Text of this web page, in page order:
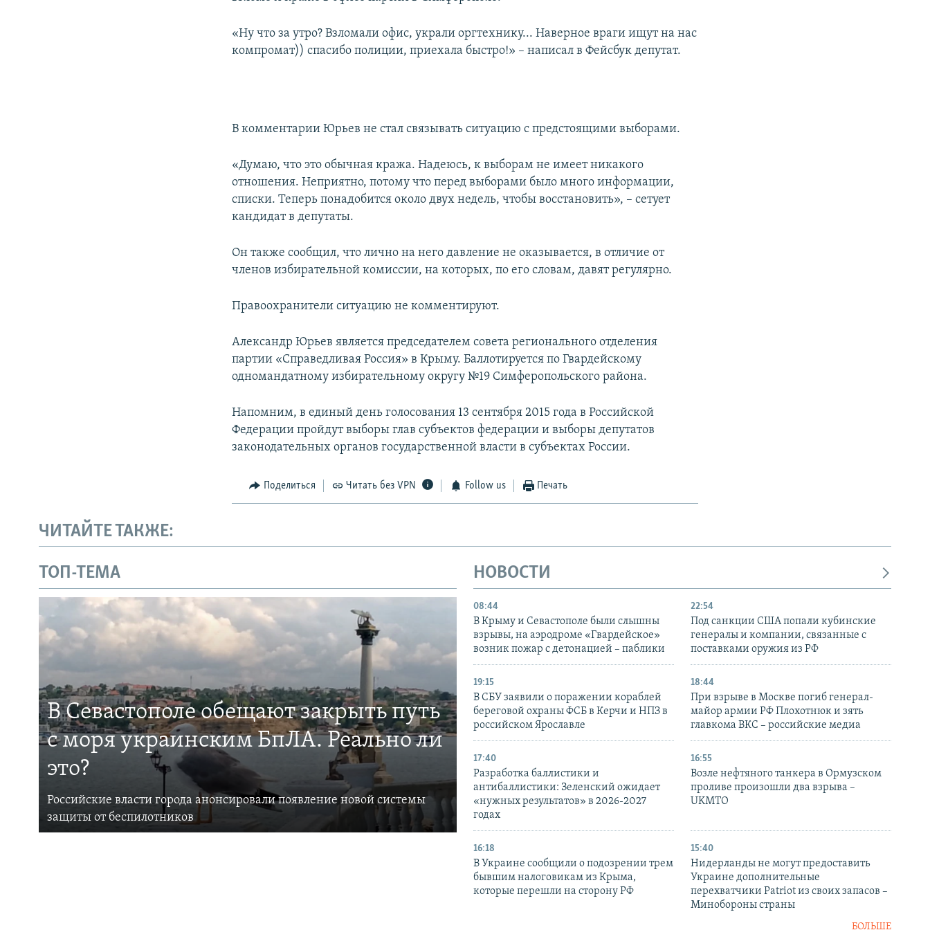
«Ну что за утро? Взломали офис, украли оргтехнику... Наверное враги ищут на нас
компромат)) спасибо полиции, приехала быстро!» – написал в Фейсбук депутат.
В комментарии Юрьев не стал связывать ситуацию с предстоящими выборами.
«Думаю, что это обычная кража. Надеюсь, к выборам не имеет никакого
отношения. Неприятно, потому что перед выборами было много информации,
списки. Теперь понадобится около двух недель, чтобы восстановить», – сетует
кандидат в депутаты.
Он также сообщил, что лично на него давление не оказывается, в отличие от
членов избирательной комиссии, на которых, по его словам, давят регулярно.
Правоохранители ситуацию не комментируют.
Александр Юрьев является председателем совета регионального отделения
партии «Справедливая Россия» в Крыму. Баллотируется по Гвардейскому
одномандатному избирательному округу №19 Симферопольского района.
Напомним, в единый день голосования 13 сентября 2015 года в Российской
Федерации пройдут выборы глав субъектов федерации и выборы депутатов
законодательных органов государственной власти в субъектах России.
Поделиться Читать без VPN Follow us Печать
ЧИТАЙТЕ ТАКЖЕ:
ТОП-ТЕМА
В Севастополе обещают закрыть путь
с моря украинским БпЛА. Реально ли
это?
Российские власти города анонсировали появление новой системы
защиты от беспилотников
НОВОСТИ
08:44
В Крыму и Севастополе были слышны
взрывы, на аэродроме «Гвардейское»
возник пожар с детонацией – паблики
22:54
Под санкции США попали кубинские
генералы и компании, связанные с
поставками оружия из РФ
19:15
В СБУ заявили о поражении кораблей
береговой охраны ФСБ в Керчи и НПЗ в
российском Ярославле
18:44
При взрыве в Москве погиб генерал-
майор армии РФ Плохотнюк и зять
главкома ВКС – российские медиа
17:40
Разработка баллистики и
антибаллистики: Зеленский ожидает
«нужных результатов» в 2026-2027
годах
16:55
Возле нефтяного танкера в Ормузском
проливе произошли два взрыва –
UKMTO
16:18
В Украине сообщили о подозрении трем
бывшим налоговикам из Крыма,
которые перешли на сторону РФ
15:40
Нидерланды не могут предоставить
Украине дополнительные
перехватчики Patriot из своих запасов –
Минобороны страны
БОЛЬШЕ